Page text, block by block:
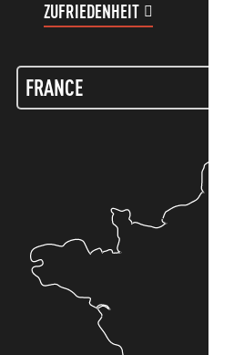
ZUFRIEDENHEIT